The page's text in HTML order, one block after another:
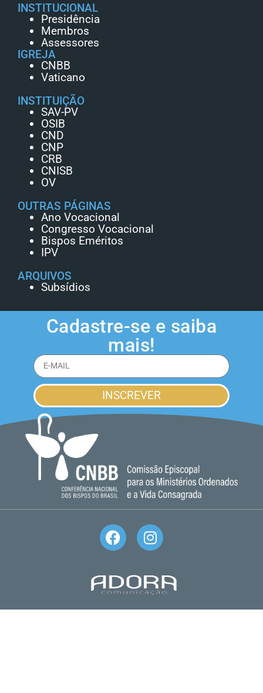
INSTITUCIONAL
Presidência
Membros
Assessores
IGREJA
CNBB
Vaticano
INSTITUIÇÃO
SAV-PV
OSIB
CND
CNP
CRB
CNISB
OV
OUTRAS PÁGINAS
Ano Vocacional
Congresso Vocacional
Bispos Eméritos
IPV
ARQUIVOS
Subsídios
Cadastre-se e saiba
mais!
INSCREVER